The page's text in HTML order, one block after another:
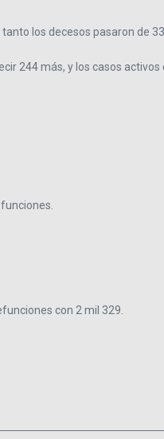
los decesos pasaron de
244 más, y los casos
con 2 mil 329.